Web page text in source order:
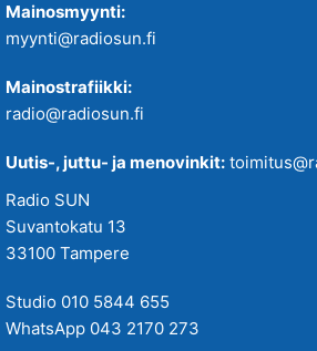
Mainosmyynti:
myynti@radiosun.fi
Mainostrafiikki:
radio@radiosun.fi
Uutis-, juttu- ja menovinkit:
Radio SUN
Suvantokatu 13
33100 Tampere
Studio 010 5844 655
WhatsApp 043 2170 273